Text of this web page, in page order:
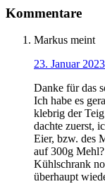
Kommentare
Markus meint
23. Januar
Danke für das
Ich habe es
klebrig der
dachte zuerst,
Eier, bzw. des
auf 300g
Kühlschrank
überhaupt